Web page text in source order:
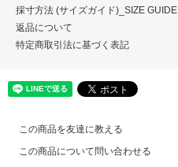
採寸方法 (サイズガイド)_SIZE GUIDE
返品について
特定商取引法に基づく表記
この商品を友達に教える
この商品について問い合わせる